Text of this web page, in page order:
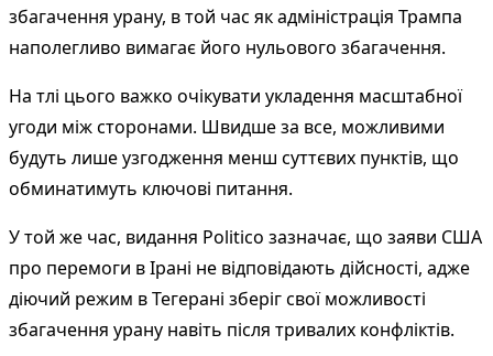
збагачення урану, в той час як адміністрація Трампа
наполегливо вимагає його нульового збагачення.
На тлі цього важко очікувати укладення масштабної
угоди між сторонами. Швидше за все, можливими
будуть лише узгодження менш суттєвих пунктів, що
обминатимуть ключові питання.
У той же час, видання Politico зазначає, що заяви США
про перемоги в Ірані не відповідають дійсності, адже
діючий режим в Тегерані зберіг свої можливості
збагачення урану навіть після тривалих конфліктів.